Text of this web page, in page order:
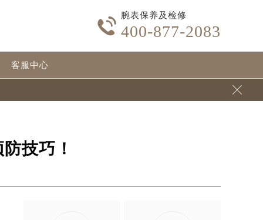

腕表保养及检修
400-877-2083
客服中心

技巧！